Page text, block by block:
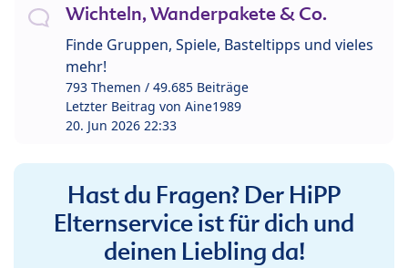
Wichteln, Wanderpakete & Co.
Finde Gruppen, Spiele, Basteltipps und vieles
mehr!
793 Themen / 49.685 Beiträge
Letzter Beitrag von Aine1989
20. Jun 2026 22:33
Hast du Fragen? Der HiPP
Elternservice ist für dich und
deinen Liebling da!